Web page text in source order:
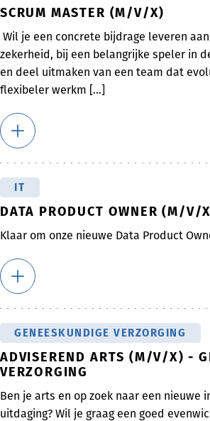
SCRUM MASTER (M/V/X)
Wil je een concrete bijdrage leveren
zekerheid, bij een belangrijke speler in
en deel uitmaken van een team dat
flexibeler werkm [...]
IT
DATA PRODUCT OWNER (M/V/
Klaar om onze nieuwe Data Product
GENEESKUNDIGE VERZORGING
ADVISEREND ARTS (M/V/X) -
VERZORGING
Ben je arts en op zoek naar een nieuwe
uitdaging? Wil je graag een goed